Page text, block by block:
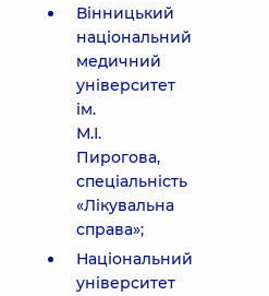
Вінницький
національний
медичний
університет
ім.
М.І.
Пирогова,
спеціальність
«Лікувальна
справа»;
Національний
університет